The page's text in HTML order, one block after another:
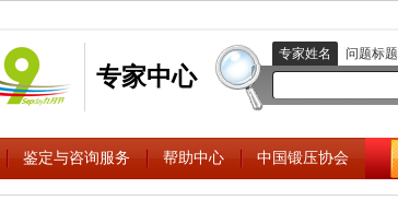
专家中心
专家姓名 问题标题
鉴定与咨询服务 帮助中心 中国锻压协会